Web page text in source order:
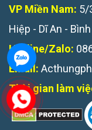
VP Miền Nam: 5/
Hiệp - Dĩ An -
Hotline/Zalo:
Email:
Thời gian làm